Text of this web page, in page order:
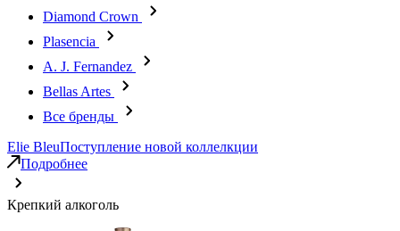
Diamond Crown
Plasencia
A. J. Fernandez
Bellas Artes
Все бренды
Elie BleuПоступление новой коллелкции
Подробнее
Крепкий алкоголь